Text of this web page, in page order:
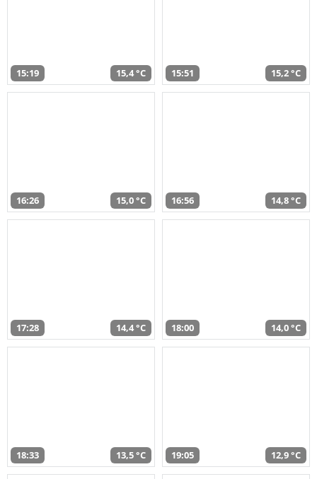
15:19 15,4 °C 15:51 15,2 °C
16:26 15,0 °C 16:56 14,8 °C
17:28 14,4 °C 18:00 14,0 °C
18:33 13,5 °C 19:05 12,9 °C